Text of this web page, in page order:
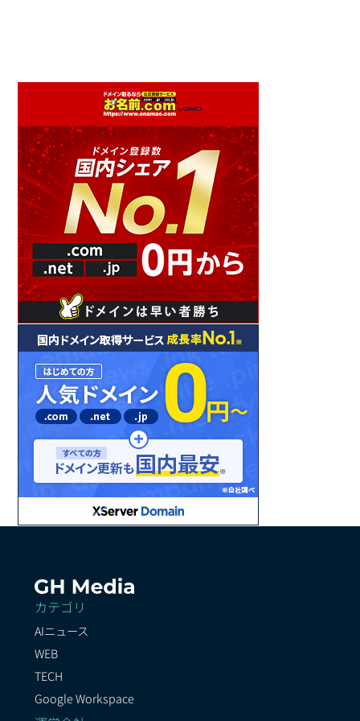
カテゴリ
AIニュース
WEB
TECH
Google Workspace